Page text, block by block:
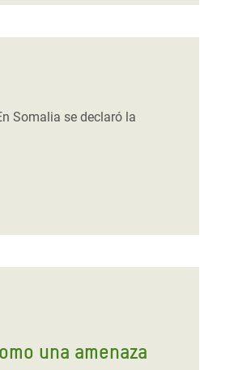
Somalia se declaró la
una amenaza